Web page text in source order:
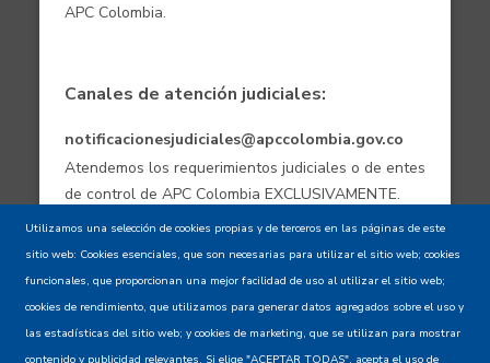
APC Colombia.
Canales de atención judiciales:
notificacionesjudiciales@apccolombia.gov.co
Atendemos los requerimientos judiciales o de entes
de control de APC Colombia EXCLUSIVAMENTE.
Aviso de confidencialidad - Política de
privacidad y Condiciones de uso
Utilizamos una selección de cookies propias y de terceros en las páginas de este
sitio web: Cookies esenciales, que son necesarias para utilizar el sitio web; cookies
funcionales, que proporcionan una mejor facilidad de uso al utilizar el sitio web;
cookies de rendimiento, que utilizamos para generar datos agregados sobre el uso y
las estadísticas del sitio web; y cookies de marketing, que se utilizan para mostrar